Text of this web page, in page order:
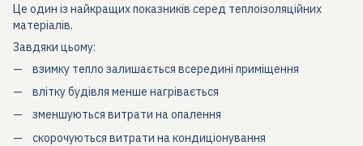
Це один із найкращих показників серед теплоізоляційних
матеріалів.
Завдяки цьому:
взимку тепло залишається всередині приміщення
влітку будівля менше нагрівається
зменшуються витрати на опалення
скорочуються витрати на кондиціонування